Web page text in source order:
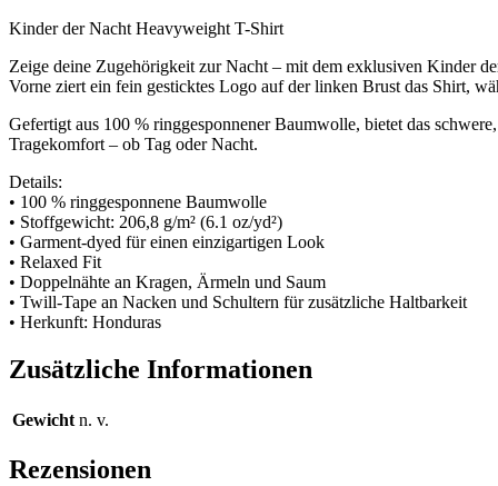
Kinder der Nacht Heavyweight T-Shirt
Zeige deine Zugehörigkeit zur Nacht – mit dem exklusiven Kinder
Vorne ziert ein fein gesticktes Logo auf der linken Brust das Shirt,
Gefertigt aus 100 % ringgesponnener Baumwolle, bietet das
Tragekomfort – ob Tag oder Nacht.
Details:
• 100 % ringgesponnene Baumwolle
• Stoffgewicht: 206,8 g/m² (6.1 oz/yd²)
• Garment-dyed für einen einzigartigen Look
• Relaxed Fit
• Doppelnähte an Kragen, Ärmeln und Saum
• Twill-Tape an Nacken und Schultern für zusätzliche Haltbarkeit
• Herkunft: Honduras
Zusätzliche Informationen
Gewicht n. v.
Rezensionen